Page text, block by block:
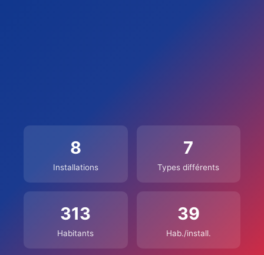
8
Installations
7
Types différents
313
Habitants
39
Hab./install.